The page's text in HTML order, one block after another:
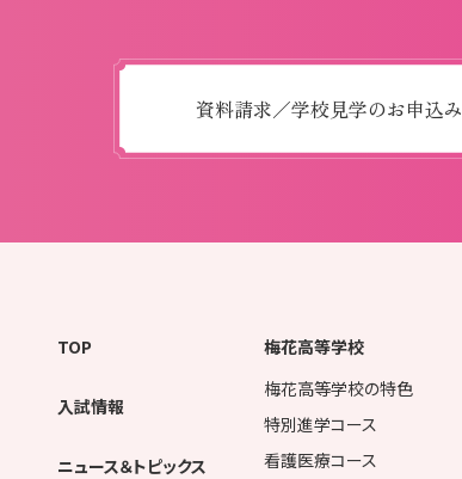
資料請求／学校見学のお申込み
TOP
入試情報
ニュース＆トピックス
梅花高等学校
梅花高等学校の特色
特別進学コース
看護医療コース